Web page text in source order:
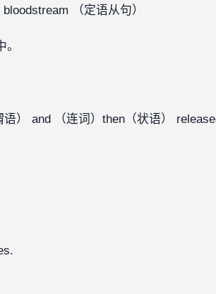
（定语从句）
） and （连词）then（状语）